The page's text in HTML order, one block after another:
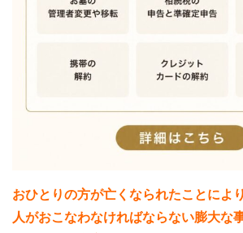
おひとりの方が亡くなられたことによ
人がおこなわなければならない膨大な